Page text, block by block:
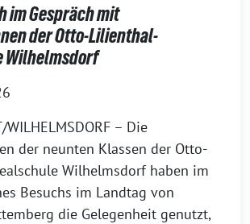
im Gespräch mit
der Otto-Lilienthal-
Wilhelmsdorf
WILHELMSDORF – Die
der neunten Klassen der Otto-
Wilhelmsdorf haben im
Besuchs im Landtag von
die Gelegenheit genutzt,